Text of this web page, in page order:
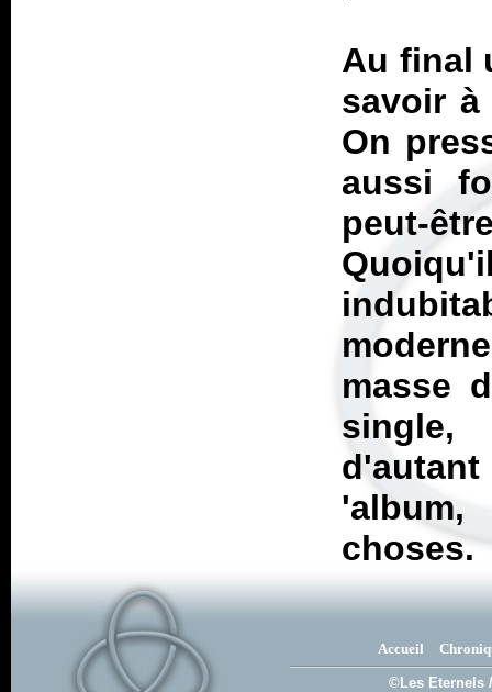
Au final
savoir à
On
aussi
peut-
masse
single,
choses.
Accueil
©Les Eternels